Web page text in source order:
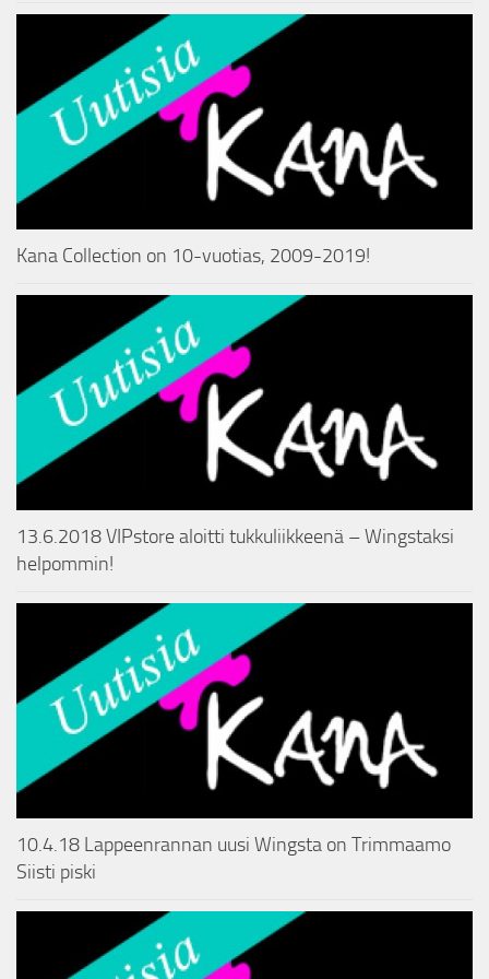
Kana Collection on 10-vuotias, 2009-2019!
13.6.2018 VIPstore aloitti tukkuliikkeenä – Wingstaksi
helpommin!
10.4.18 Lappeenrannan uusi Wingsta on Trimmaamo
Siisti piski